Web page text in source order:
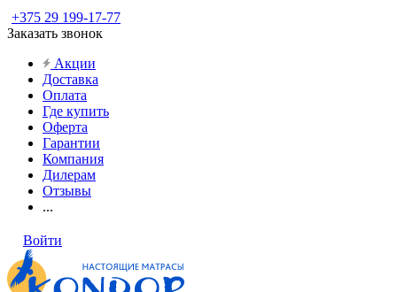
+375 29 199-17-77
Заказать звонок
Акции
Доставка
Оплата
Где купить
Оферта
Гарантии
Компания
Дилерам
Отзывы
...
Войти